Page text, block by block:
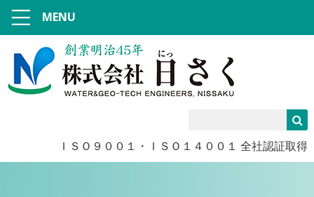
ＩＳＯ９００１・ＩＳＯ１４００１ 全社認証取得
MENU